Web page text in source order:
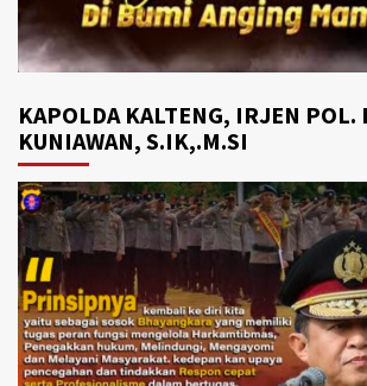
KAPOLDA KALTENG, IRJEN POL.
KUNIAWAN, S.IK,.M.SI